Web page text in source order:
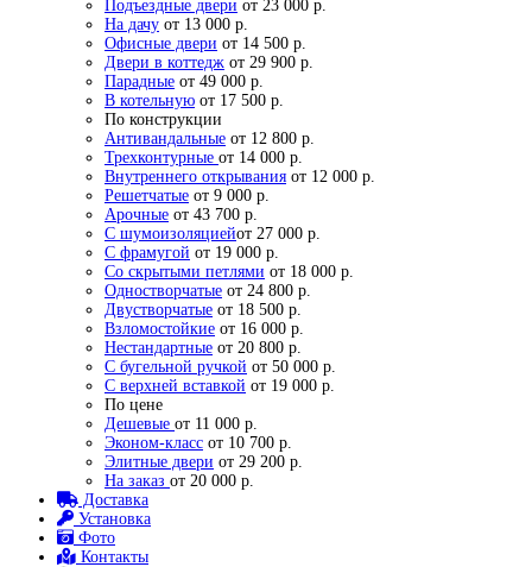
Подъездные двери от 23 000 р.
На дачу от 13 000 р.
Офисные двери от 14 500 р.
Двери в коттедж от 29 900 р.
Парадные от 49 000 р.
В котельную от 17 500 р.
По конструкции
Антивандальные от 12 800 р.
Трехконтурные от 14 000 р.
Внутреннего открывания от 12 000 р.
Решетчатые от 9 000 р.
Арочные от 43 700 р.
С шумоизоляциейот 27 000 р.
С фрамугой от 19 000 р.
Со скрытыми петлями от 18 000 р.
Одностворчатые от 24 800 р.
Двустворчатые от 18 500 р.
Взломостойкие от 16 000 р.
Нестандартные от 20 800 р.
С бугельной ручкой от 50 000 р.
С верхней вставкой от 19 000 р.
По цене
Дешевые от 11 000 р.
Эконом-класс от 10 700 р.
Элитные двери от 29 200 р.
На заказ от 20 000 р.
Доставка
Установка
Фото
Контакты